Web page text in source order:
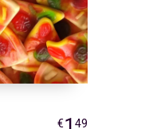
€ 49